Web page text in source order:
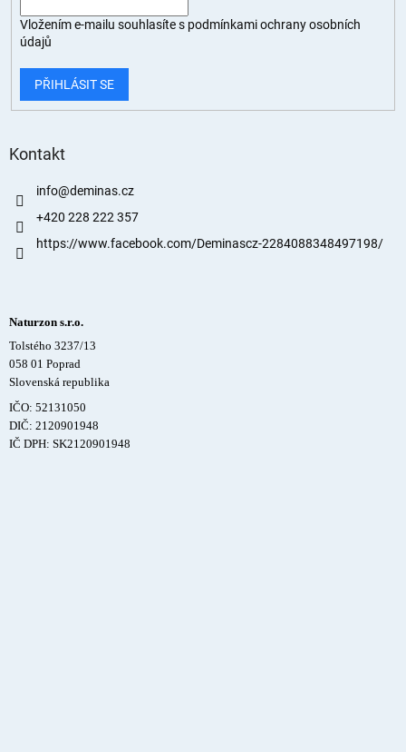
Vložením e-mailu souhlasíte s podmínkami ochrany osobních
údajů
PŘIHLÁSIT SE
Kontakt
info@deminas.cz
+420 228 222 357
https://www.facebook.com/Deminascz-2284088348497198/
Naturzon s.r.o.
Tolstého 3237/13
058 01 Poprad
Slovenská republika
IČO: 52131050
DIČ: 2120901948
IČ DPH: SK2120901948